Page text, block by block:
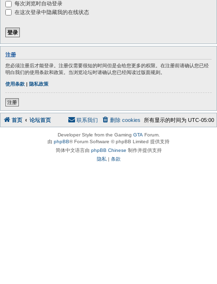
每次浏览时自动登录
在这次登录中隐藏我的在线状态
注册
您必须注册后才能登录。注册仅需要很短的时间但是会给您更多的权限。在注册前请确认您已经
明白我们的使用条款和政策。当浏览论坛时请确认您已经阅读过版面规则。
使用条款 | 隐私政策
注册
首页 论坛首页 所有显示的时间为 UTC-05:00
删除 cookies
联系我们
Developer Style from the Gaming GTA Forum.
由 phpBB® Forum Software © phpBB Limited 提供支持
简体中文语言由 phpBB Chinese 制作并提供支持
隐私 | 条款